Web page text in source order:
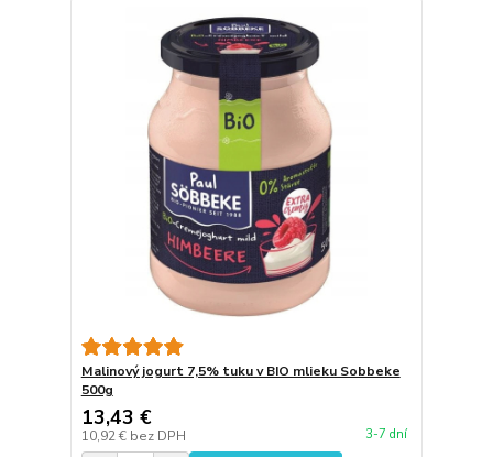
Malinový jogurt 7,5% tuku v BIO mlieku Sobbeke
500g
13,43 €
10,92 € bez DPH 3-7 dní